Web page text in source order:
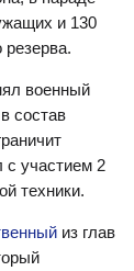
и 130
военный
состав
участием 2
техники.
из глав